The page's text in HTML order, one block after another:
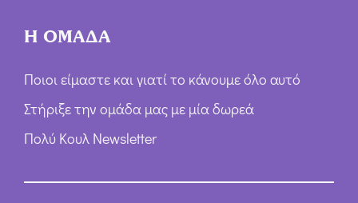
Η ΟΜΑΔΑ
Ποιοι είμαστε και γιατί το κάνουμε όλο αυτό
Στήριξε την ομάδα μας με μία δωρεά
Πολύ Κουλ Newsletter